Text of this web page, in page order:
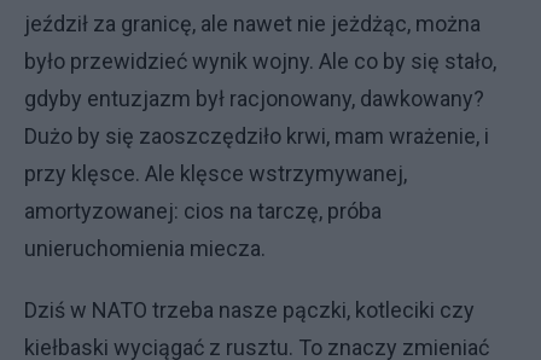
jeździł za granicę, ale nawet nie jeżdżąc, można
było przewidzieć wynik wojny. Ale co by się stało,
gdyby entuzjazm był racjonowany, dawkowany?
Dużo by się zaoszczędziło krwi, mam wrażenie, i
przy klęsce. Ale klęsce wstrzymywanej,
amortyzowanej: cios na tarczę, próba
unieruchomienia miecza.
Dziś w NATO trzeba nasze pączki, kotleciki czy
kiełbaski wyciągać z rusztu. To znaczy zmieniać